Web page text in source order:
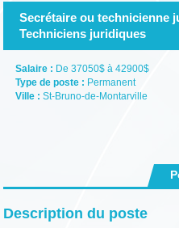
Secrétaire ou technicienne
Techniciens juridiques
Salaire : De 37050$ à 42900$
Type de poste : Permanent
Ville : St-Bruno-de-Montarville
Description du poste